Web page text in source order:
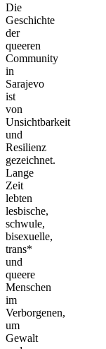
Die
Geschichte
der
queeren
Community
in
Sarajevo
ist
von
Unsichtbarkeit
und
Resilienz
gezeichnet.
Lange
Zeit
lebten
lesbische,
schwule,
bisexuelle,
trans*
und
queere
Menschen
im
Verborgenen,
um
Gewalt